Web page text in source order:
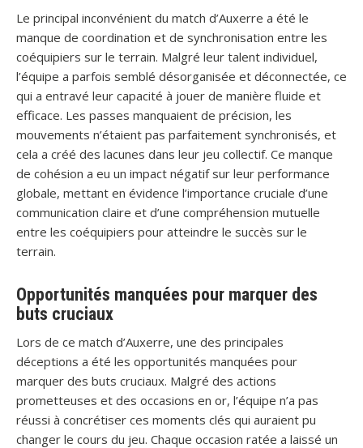
Le principal inconvénient du match d’Auxerre a été le
manque de coordination et de synchronisation entre les
coéquipiers sur le terrain. Malgré leur talent individuel,
l’équipe a parfois semblé désorganisée et déconnectée, ce
qui a entravé leur capacité à jouer de manière fluide et
efficace. Les passes manquaient de précision, les
mouvements n’étaient pas parfaitement synchronisés, et
cela a créé des lacunes dans leur jeu collectif. Ce manque
de cohésion a eu un impact négatif sur leur performance
globale, mettant en évidence l’importance cruciale d’une
communication claire et d’une compréhension mutuelle
entre les coéquipiers pour atteindre le succès sur le
terrain.
Opportunités manquées pour marquer des
buts cruciaux
Lors de ce match d’Auxerre, une des principales
déceptions a été les opportunités manquées pour
marquer des buts cruciaux. Malgré des actions
prometteuses et des occasions en or, l’équipe n’a pas
réussi à concrétiser ces moments clés qui auraient pu
changer le cours du jeu. Chaque occasion ratée a laissé un